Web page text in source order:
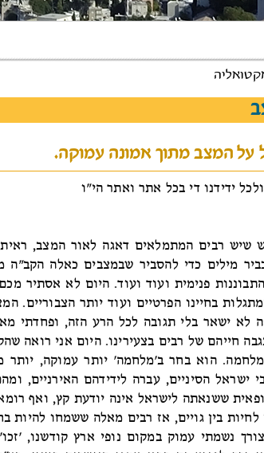
על המצב מתוך אמונה עמוקה.
ידידנו די בכל אתר ואתר הי"ו
שיש רבים המתמלאים דאגה לאור המצב,
מילים כדי להסביר שבמצבים כאלה הקב"ה
פנימית ועוד ועוד. היום לא אסתיר
בחיינו הפרטיים ועוד יותר הצבוריים.
לא ישאר בלי תגובה לכל הרע הזה, ופחדתי
חייהם של רבים בצעירינו. היום אני רואה
מלחמה. הוא בחר ב'מלחמה' יותר עמוקה,
ישראל הסיניים, עברה לידידהם האירניים,
ששנאתה לישראל אינה יודעת קץ, ואף
לחיות בין גויים, אז רבים מאלה ששמחו להיות
נשמתי עמוק במקום נופי ארץ קודשנו,